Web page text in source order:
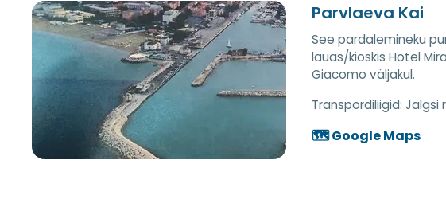
Parvlaeva Kai
See pardalemineku
lauas/kioskis Hotel
Giacomo väljakul.
Transpordiliigid: Jalgsi
🗺️ Google Maps